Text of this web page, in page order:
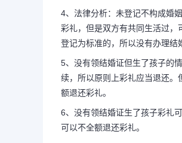
4、法律分析：未登记不构成婚
彩礼，但是双方有共同生活过
登记为标准的，所以没有办理结
5、没有领结婚证但生了孩子的
续，所以原则上彩礼应当退还
额退还彩礼。
6、没有领结婚证生了孩子彩礼
可以不全额退还彩礼。